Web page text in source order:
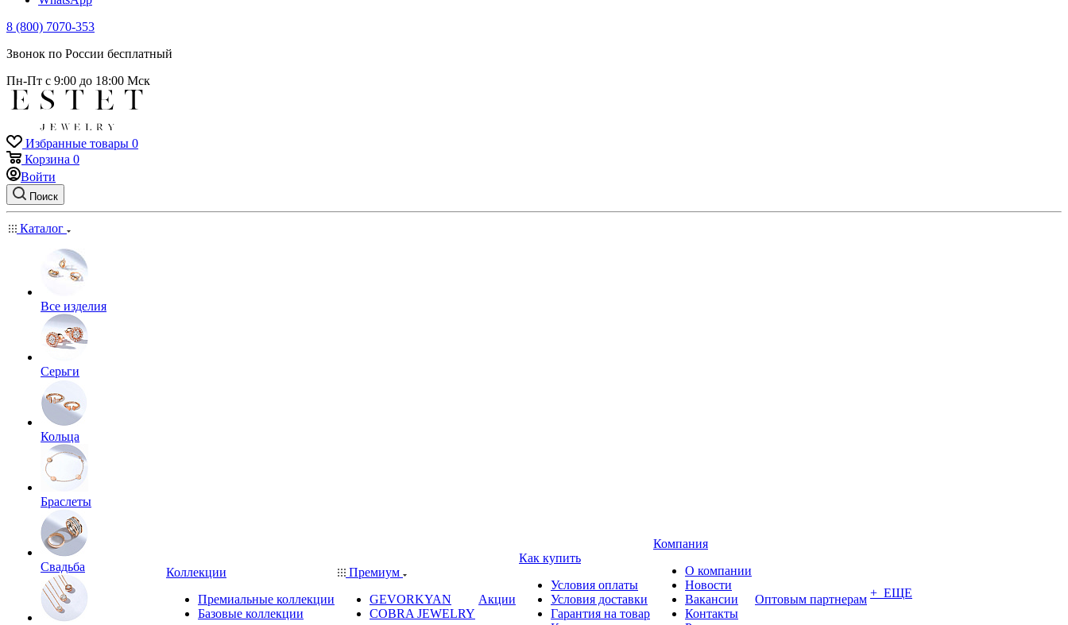
8 (800) 7070-353
Звонок по России бесплатный
Пн-Пт с 9:00 до 18:00 Мск
Избранные товары 0
Корзина 0
Войти
Поиск
Каталог
Все изделия
Серьги
Кольца
Браслеты
Свадьба
Коллекции
Премиальные коллекции
Базовые коллекции
Премиум
GEVORKYAN
COBRA JEWELRY
Акции
Как купить
Условия оплаты
Условия доставки
Гарантия на товар
Компания
О компании
Новости
Вакансии
Контакты
Оптовым партнерам + ЕЩЕ